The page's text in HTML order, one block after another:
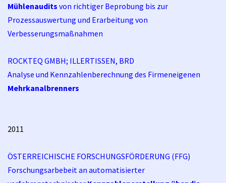
Mühlenaudits von richtiger Beprobung bis zur
Prozessauswertung und Erarbeitung von
Verbesserungsmaßnahmen
ROCKTEQ GMBH; ILLERTISSEN, BRD
Analyse und Kennzahlenberechnung des Firmeneigenen
Mehrkanalbrenners
2011
ÖSTERREICHISCHE FORSCHUNGSFÖRDERUNG (FFG)
Forschungsarbebeit an automatisierter